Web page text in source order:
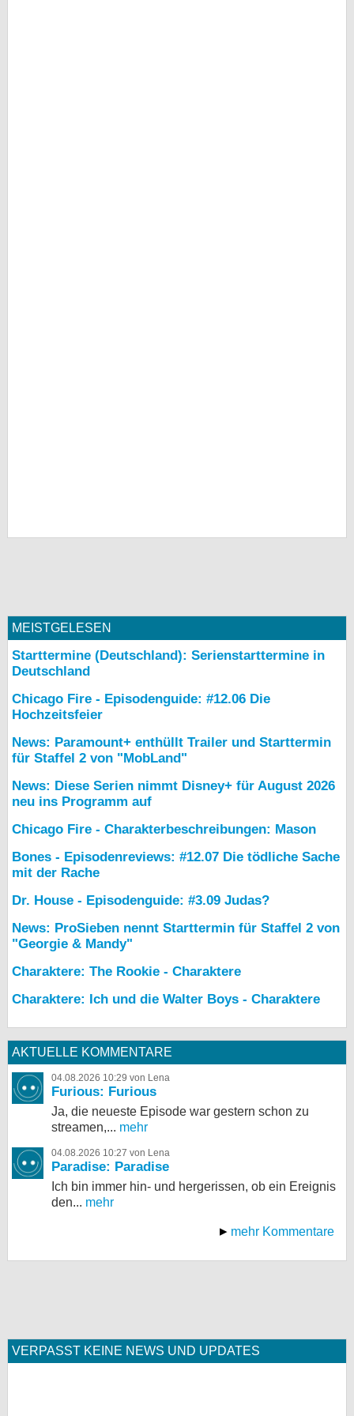
MEISTGELESEN
Starttermine (Deutschland): Serienstarttermine in
Deutschland
Chicago Fire - Episodenguide: #12.06 Die
Hochzeitsfeier
News: Paramount+ enthüllt Trailer und Starttermin
für Staffel 2 von "MobLand"
News: Diese Serien nimmt Disney+ für August 2026
neu ins Programm auf
Chicago Fire - Charakterbeschreibungen: Mason
Bones - Episodenreviews: #12.07 Die tödliche Sache
mit der Rache
Dr. House - Episodenguide: #3.09 Judas?
News: ProSieben nennt Starttermin für Staffel 2 von
"Georgie & Mandy"
Charaktere: The Rookie - Charaktere
Charaktere: Ich und die Walter Boys - Charaktere
AKTUELLE KOMMENTARE
04.08.2026 10:29 von Lena
Furious: Furious
Ja, die neueste Episode war gestern schon zu
streamen,... mehr
04.08.2026 10:27 von Lena
Paradise: Paradise
Ich bin immer hin- und hergerissen, ob ein Ereignis
den... mehr
mehr Kommentare
VERPASST KEINE NEWS UND UPDATES